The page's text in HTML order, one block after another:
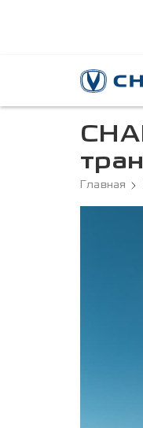
Главная